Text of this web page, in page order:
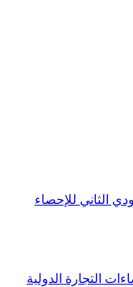
الثاني للإحصاء
التجارة الدولية